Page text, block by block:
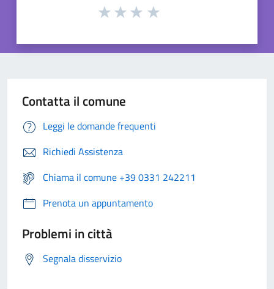
Contatta il comune
Leggi le domande frequenti
Richiedi Assistenza
Chiama il comune +39 0331 242211
Prenota un appuntamento
Problemi in città
Segnala disservizio